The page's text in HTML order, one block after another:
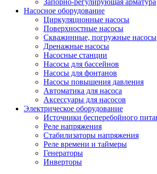
Запорно-регулирующая арматура
Насосное оборудование
Циркуляционные насосы
Поверхностные насосы
Скважинные, погружные насосы
Дренажные насосы
Насосные станции
Насосы для бассейнов
Насосы для фонтанов
Насосы повышения давления
Автоматика для насоса
Аксессуары для насосов
Электрическое оборудование
Источники бесперебойного
Реле напряжения
Стабилизаторы напряжения
Реле времени и таймеры
Генераторы
Инверторы